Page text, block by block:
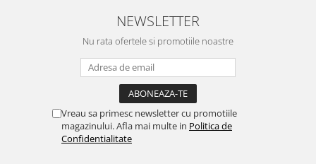
NEWSLETTER
Nu rata ofertele si promotiile noastre
Vreau sa primesc newsletter cu promotiile
magazinului. Afla mai multe in Politica de
Confidentialitate